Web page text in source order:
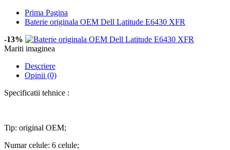
Prima Pagina
Baterie originala OEM Dell Latitude E6430 XFR
-13%
Mariti imaginea
Descriere
Opinii (0)
Specificatii tehnice :
Tip: original OEM;
Numar celule: 6 celule;